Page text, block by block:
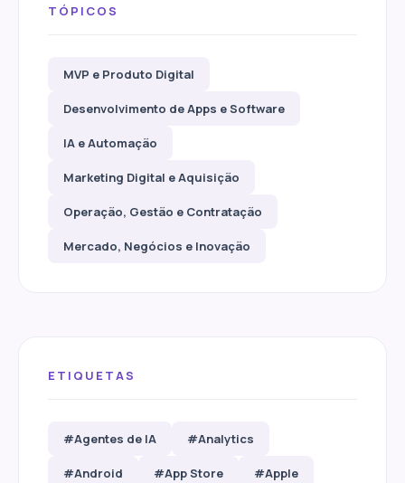
TÓPICOS
MVP e Produto Digital
Desenvolvimento de Apps e Software
IA e Automação
Marketing Digital e Aquisição
Operação, Gestão e Contratação
Mercado, Negócios e Inovação
ETIQUETAS
#Agentes de IA #Analytics
#Android #App Store #Apple